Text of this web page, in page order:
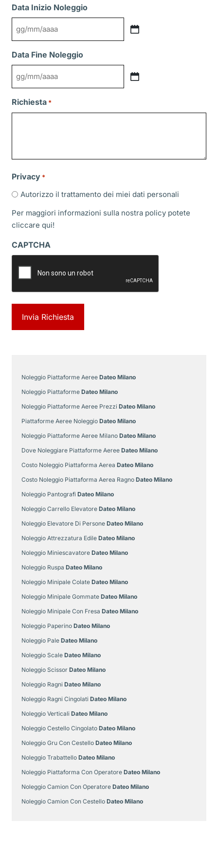
Data Inizio Noleggio
GG
MM
slash
AAAA
Data Fine Noleggio
GG
MM
Richiesta *
Privacy *
Autorizzo il trattamento dei miei dati personali
Per maggiori informazioni sulla nostra policy potete
cliccare qui!
CAPTCHA
Noleggio Piattaforme Aeree Dateo Milano
Noleggio Piattaforme Dateo Milano
Noleggio Piattaforme Aeree Prezzi Dateo Milano
Piattaforme Aeree Noleggio Dateo Milano
Noleggio Piattaforme Aeree Milano Dateo Milano
Dove Noleggiare Piattaforme Aeree Dateo Milano
Costo Noleggio Piattaforma Aerea Dateo Milano
Costo Noleggio Piattaforma Aerea Ragno Dateo Milano
Noleggio Pantografi Dateo Milano
Noleggio Carrello Elevatore Dateo Milano
Noleggio Elevatore Di Persone Dateo Milano
Noleggio Attrezzatura Edile Dateo Milano
Noleggio Miniescavatore Dateo Milano
Noleggio Ruspa Dateo Milano
Noleggio Minipale Colate Dateo Milano
Noleggio Minipale Gommate Dateo Milano
Noleggio Minipale Con Fresa Dateo Milano
Noleggio Paperino Dateo Milano
Noleggio Pale Dateo Milano
Noleggio Scale Dateo Milano
Noleggio Scissor Dateo Milano
Noleggio Ragni Dateo Milano
Noleggio Ragni Cingolati Dateo Milano
Noleggio Verticali Dateo Milano
Noleggio Cestello Cingolato Dateo Milano
Noleggio Gru Con Cestello Dateo Milano
Noleggio Trabattello Dateo Milano
Noleggio Piattaforma Con Operatore Dateo Milano
Noleggio Camion Con Operatore Dateo Milano
Noleggio Camion Con Cestello Dateo Milano